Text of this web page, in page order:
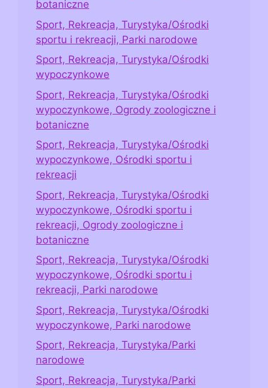
botaniczne
Sport, Rekreacja, Turystyka/Ośrodki
sportu i rekreacji, Parki narodowe
Sport, Rekreacja, Turystyka/Ośrodki
wypoczynkowe
Sport, Rekreacja, Turystyka/Ośrodki
wypoczynkowe, Ogrody zoologiczne i
botaniczne
Sport, Rekreacja, Turystyka/Ośrodki
wypoczynkowe, Ośrodki sportu i
rekreacji
Sport, Rekreacja, Turystyka/Ośrodki
wypoczynkowe, Ośrodki sportu i
rekreacji, Ogrody zoologiczne i
botaniczne
Sport, Rekreacja, Turystyka/Ośrodki
wypoczynkowe, Ośrodki sportu i
rekreacji, Parki narodowe
Sport, Rekreacja, Turystyka/Ośrodki
wypoczynkowe, Parki narodowe
Sport, Rekreacja, Turystyka/Parki
narodowe
Sport, Rekreacja, Turystyka/Parki